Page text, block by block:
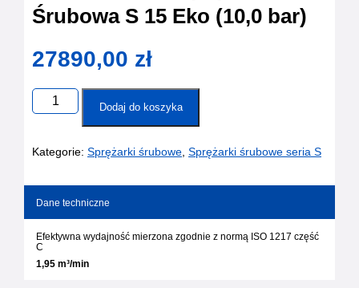
Śrubowa S 15 Eko (10,0 bar)
27890,00 zł
ilość
BOGE
Ecoline
15
bar)
Dodaj do koszyka
Kategorie: Sprężarki śrubowe, Sprężarki śrubowe seria S
Dane techniczne
Efektywna wydajność mierzona zgodnie z normą ISO 1217 część
C
1,95 m³/min